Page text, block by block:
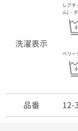
洗濯表示
レア
ム)・
ベリー
品番 12-